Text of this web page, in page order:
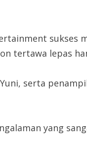
sukses
tertawa lepas
serta
yang